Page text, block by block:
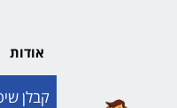
אודות
קבלן